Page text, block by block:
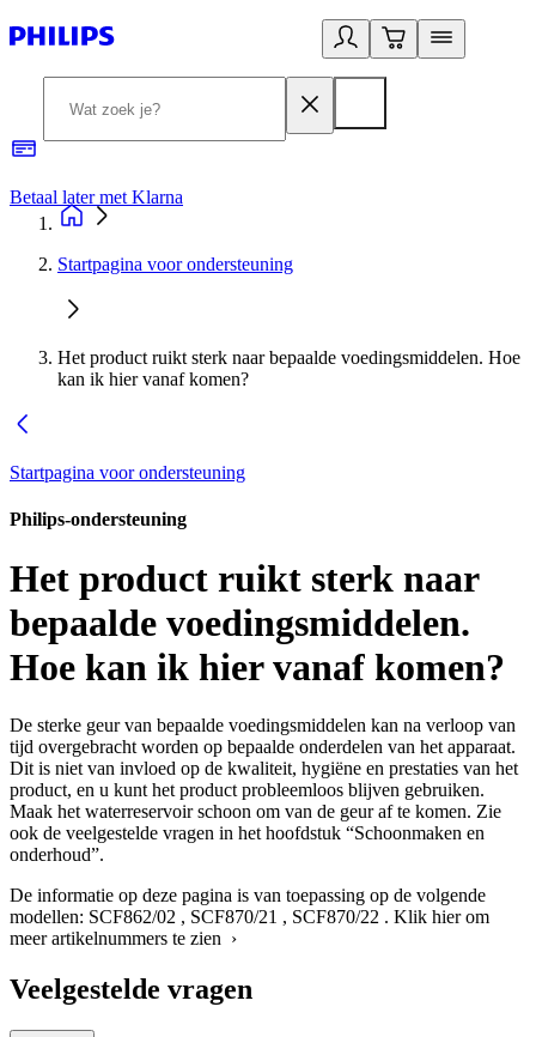
Betaal later met Klarna
Startpagina voor ondersteuning
Het product ruikt sterk naar bepaalde voedingsmiddelen. Hoe
kan ik hier vanaf komen?
Startpagina voor ondersteuning
Philips-ondersteuning
Het product ruikt sterk naar
bepaalde voedingsmiddelen.
Hoe kan ik hier vanaf komen?
De sterke geur van bepaalde voedingsmiddelen kan na verloop van
tijd overgebracht worden op bepaalde onderdelen van het apparaat.
Dit is niet van invloed op de kwaliteit, hygiëne en prestaties van het
product, en u kunt het product probleemloos blijven gebruiken.
Maak het waterreservoir schoon om van de geur af te komen. Zie
ook de veelgestelde vragen in het hoofdstuk “Schoonmaken en
onderhoud”.
De informatie op deze pagina is van toepassing op de volgende
modellen: SCF862/02 , SCF870/21 , SCF870/22 . Klik hier om
meer artikelnummers te zien ›
Veelgestelde vragen